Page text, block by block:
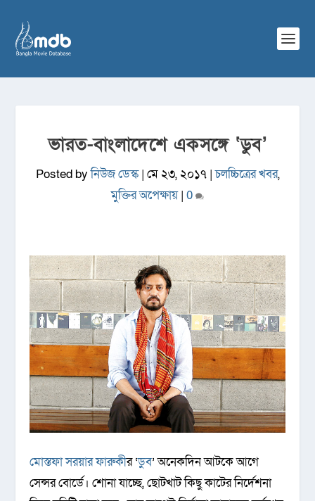
ভারত-বাংলাদেশে একসঙ্গে ‘ডুব’
Posted byনিউজ ডেস্ক| মে ২৩, ২০১৭|চলচ্চিত্রের খবর,
মুক্তির অপেক্ষায়| 0
মোস্তফা সরয়ার ফারুকীর ‘ডুব’ অনেকদিন আটকে আগে
সেন্সর বোর্ডে। শোনা যাচ্ছে, ছোটখাট কিছু কাটের নির্দেশনা